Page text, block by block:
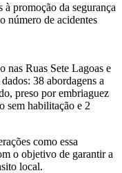
à promoção da segurança
número de acidentes
nas Ruas Sete Lagoas e
38 abordagens a
preso por embriaguez
sem habilitação e 2
como essa
o objetivo de garantir a
local.